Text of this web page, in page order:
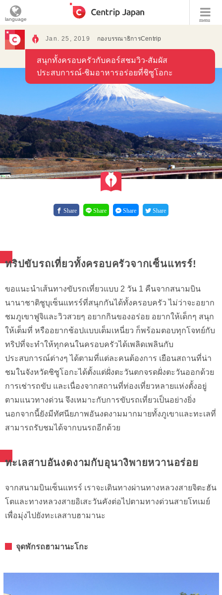
menu
language
Jan. 25, 2019 กองบรรณาธิการCentrip
สนุกทั้งครอบครัวกับคอร์สชมวิว-สัมผัส
ประสบการณ์-ชิมอาหารอร่อยที่ชิซูโอกะ
Share Share Share Share
ทริปขับรถเที่ยวทั้งครอบครัวจากเซ็นแทรร์!
ขอแนะนำเส้นทางขับรถเที่ยวแบบ 2 วัน 1 คืนจากสนามบิน
นานาชาติชูบุเซ็นแทรร์ที่สนุกกันได้ทั้งครอบครัว ไม่ว่าจะอยาก
ชมภูเขาฟูจิและวิวสวยๆ อยากกินของอร่อย อยากให้เด็กๆ สนุก
ให้เต็มที่ หรืออยากช้อปแบบเต็มเหนี่ยว ก็พร้อมตอบทุกโจทย์กับ
ทริปที่จะทำให้ทุกคนในครอบครัวได้เพลิดเพลินกับ
ประสบการณ์ต่างๆ ได้ตามที่แต่ละคนต้องการ เยือนสถานที่น่า
ชมในจังหวัดชิซูโอกะได้ตั้งแต่ฝั่งตะวันตกจรดฝั่งตะวันออกด้วย
การเช่ารถขับ และเนื่องจากสถานที่ท่องเที่ยวหลายแห่งตั้งอยู่
ตามแนวทางด่วน จึงเหมาะกับการขับรถเที่ยวเป็นอย่างยิ่ง
นอกจากนี้ยังมีทัศนียภาพอันงดงามมากมายทั้งภูเขาและทะเลที่
สามารถรับชมได้จากบนรถอีกด้วย
ทะเลสาบอันงดงามกับอุนางิพายหวานอร่อย
จากสนามบินเซ็นแทรร์ เราจะเดินทางผ่านทางหลวงสายจิตะฮัน
โตและทางหลวงสายอิเสะวันคังต่อไปตามทางด่วนสายโทเมย์
เพื่อมุ่งไปยังทะเลสาบฮามานะ
จุดพักรถฮามานะโกะ